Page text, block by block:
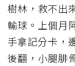
樹林，救不出
輸球。上個月
手拿記分卡，
後翻，小腿腓